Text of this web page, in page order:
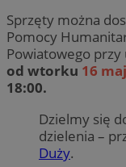
Sprzęty można
Pomocy
Powiatowego przy
od wtorku 16
18:00.
Dzielmy się
dzielenia –
Duży.